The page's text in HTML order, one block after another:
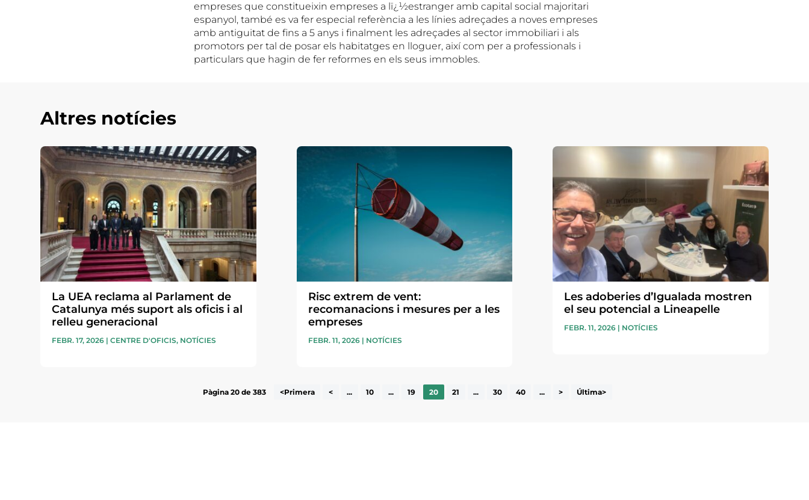
empreses que constitueixin empreses a lï¿½estranger amb capital social majoritari
espanyol, també es va fer especial referència a les línies adreçades a noves empreses
amb antiguitat de fins a 5 anys i finalment les adreçades al sector immobiliari i als
promotors per tal de posar els habitatges en lloguer, així com per a professionals i
particulars que hagin de fer reformes en els seus immobles.
Altres notícies
La UEA reclama al Parlament de
Catalunya més suport als oficis i al
relleu generacional
FEBR. 17, 2026 |CENTRE D'OFICIS, NOTÍCIES
Risc extrem de vent:
recomanacions i mesures per a les
empreses
FEBR. 11, 2026| NOTÍCIES
Les adoberies d’Igualada mostren
el seu potencial a Lineapelle
FEBR. 11, 2026| NOTÍCIES
Pàgina 20 de 383 <Primera < ... 10 ... 19 20 21 ... 30 40 ... > Última>